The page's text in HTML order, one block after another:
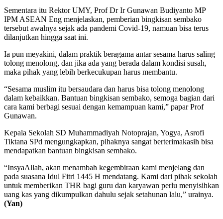
Sementara itu Rektor UMY, Prof Dr Ir Gunawan Budiyanto MP
IPM ASEAN Eng menjelaskan, pemberian bingkisan sembako
tersebut awalnya sejak ada pandemi Covid-19, namuan bisa terus
dilanjutkan hingga saat ini.
Ia pun meyakini, dalam praktik beragama antar sesama harus saling
tolong menolong, dan jika ada yang berada dalam kondisi susah,
maka pihak yang lebih berkecukupan harus membantu.
“Sesama muslim itu bersaudara dan harus bisa tolong menolong
dalam kebaikkan. Bantuan bingkisan sembako, semoga bagian dari
cara kami berbagi sesuai dengan kemampuan kami,” papar Prof
Gunawan.
Kepala Sekolah SD Muhammadiyah Notoprajan, Yogya, Asrofi
Tiktana SPd mengungkapkan, pihaknya sangat berterimakasih bisa
mendapatkan bantuan bingkisan sembako.
“InsyaAllah, akan menambah kegembiraan kami menjelang dan
pada suasana Idul Fitri 1445 H mendatang. Kami dari pihak sekolah
untuk memberikan THR bagi guru dan karyawan perlu menyisihkan
uang kas yang dikumpulkan dahulu sejak setahunan lalu,” urainya.
(Yan)